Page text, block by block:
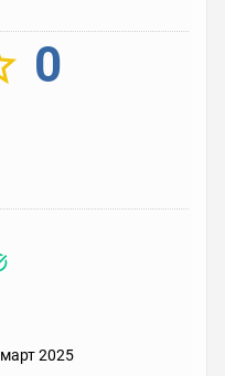
0
март 2025